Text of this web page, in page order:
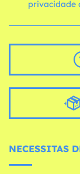
privacidade
NECESSITAS